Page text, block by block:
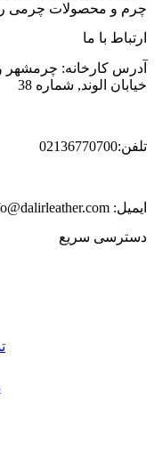
چرم و محصولات چرمی را
ارتباط با ما
خیابان الوند, شماره 38
تلفن:02136770700
ایمیل: info@dalirleather.com
دسترسی سریع